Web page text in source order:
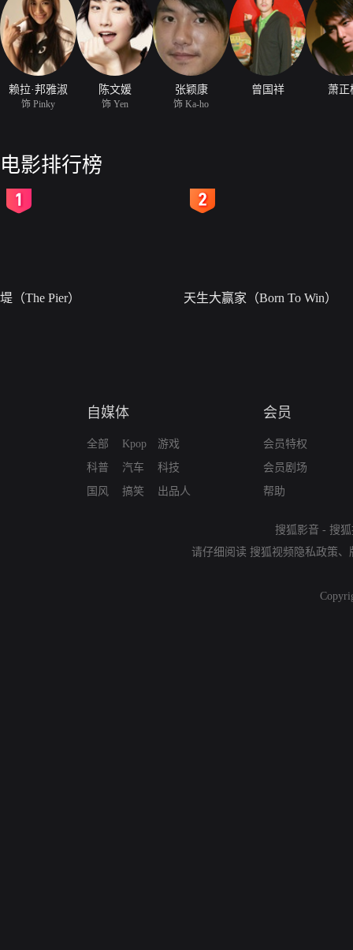
赖拉·邦雅淑
饰 Pinky
陈文媛
饰 Yen
张颖康
饰 Ka-ho
曾国祥 萧正
电影排行榜
堤（The Pier） 天生大赢家（Born To Win）
自媒体
全部
科普
国风
Kpop
汽车
搞笑
游戏
科技
出品人
会员
会员特权
会员剧场
帮助
搜狐影音 - 搜
请仔细阅读 搜狐视频隐私政策、